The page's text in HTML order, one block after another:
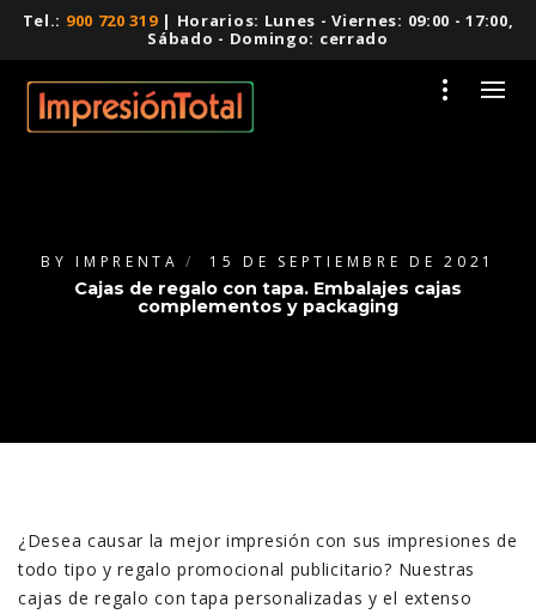
Tel.: 900 720 319| Horarios: Lunes - Viernes: 09:00 - 17:00,
Sábado - Domingo: cerrado
BY IMPRENTA 15 DE SEPTIEMBRE DE 2021
Cajas de regalo con tapa. Embalajes cajas
complementos y packaging
¿Desea causar la mejor impresión con sus impresiones de
todo tipo y regalo promocional publicitario? Nuestras
cajas de regalo con tapa personalizadas y el extenso